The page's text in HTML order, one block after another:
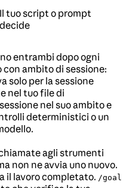
Il tuo script o prompt
decide
entrambi dopo ogni
ambito di sessione:
solo per la sessione
nel tuo file di
nel suo ambito e
deterministici o un
agli strumenti
non ne avvia uno nuovo.
il lavoro completato. /goal